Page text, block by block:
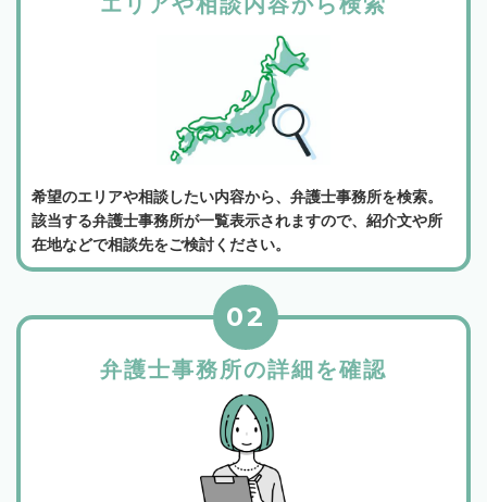
希望のエリアや相談したい内容から、弁護士事務所を検索。
該当する弁護士事務所が一覧表示されますので、紹介文や所
在地などで相談先をご検討ください。
弁護士事務所の詳細を確認
02